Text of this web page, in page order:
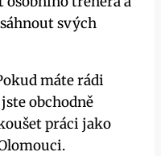
svých
máte rádi
obchodně
práci jako